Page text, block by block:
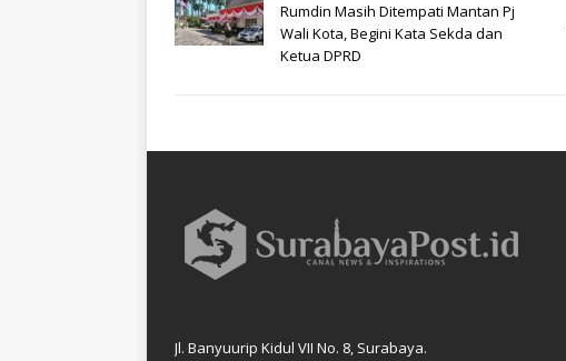
Rumdin Masih Ditempati Mantan Pj
Wali Kota, Begini Kata Sekda dan
Ketua DPRD
Jl. Banyuurip Kidul VII No. 8, Surabaya.